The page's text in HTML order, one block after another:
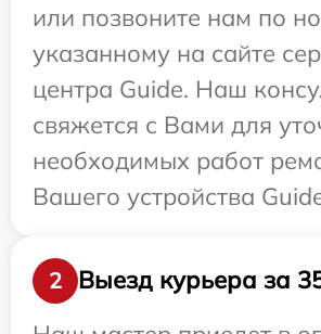
или позвоните нам по
указанному на сайте
центра Guide. Наш
свяжется с Вами для
необходимых работ
Вашего устройства
2
Выезд курьера за